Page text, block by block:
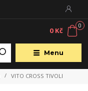
Menu
0
0 Kč
VITO CROSS TIVOLI